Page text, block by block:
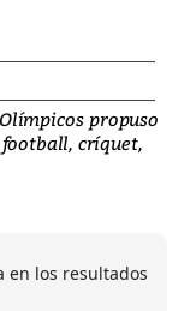
propuso
críquet,
en los resultados